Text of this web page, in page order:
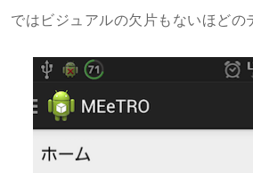
ではビジュアルの欠片もないほどの